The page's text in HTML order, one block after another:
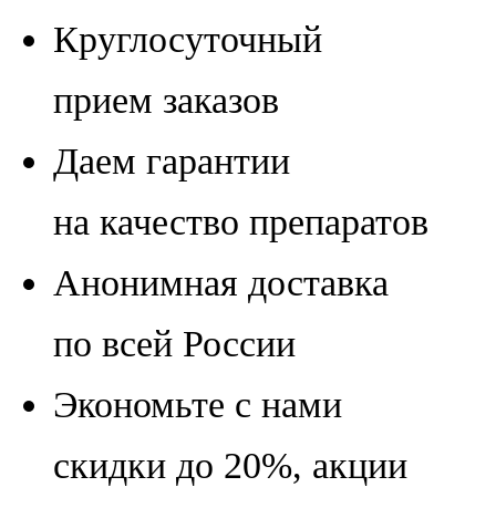
Круглосуточный
прием заказов
Даем гарантии
на качество препаратов
Анонимная доставка
по всей России
Экономьте с нами
скидки до 20%, акции